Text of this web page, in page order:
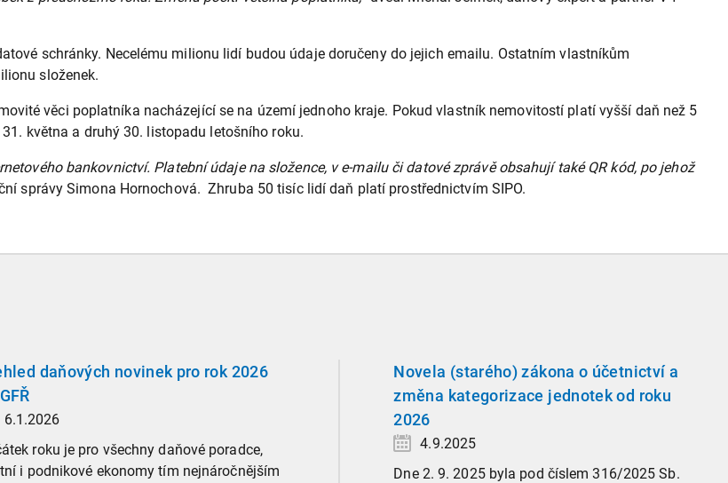
schránky. Necelému milionu lidí budou údaje doručeny do jejich emailu. Ostatním vlastníkům
složenek.
věci poplatníka nacházející se na území jednoho kraje. Pokud vlastník nemovitostí platí vyšší daň než 5
května a druhý 30. listopadu letošního roku.
bankovnictví. Platební údaje na složence, v e-mailu či datové zprávě obsahují také QR kód, po jehož
správy Simona Hornochová. Zhruba 50 tisíc lidí daň platí prostřednictvím SIPO.
daňových novinek pro rok 2026
6.1.2026
roku je pro všechny daňové poradce,
i podnikové ekonomy tím nejnáročnějším
Novela (starého) zákona o účetnictví a
změna kategorizace jednotek od roku
2026
4.9.2025
Dne 2. 9. 2025 byla pod číslem 316/2025 Sb.